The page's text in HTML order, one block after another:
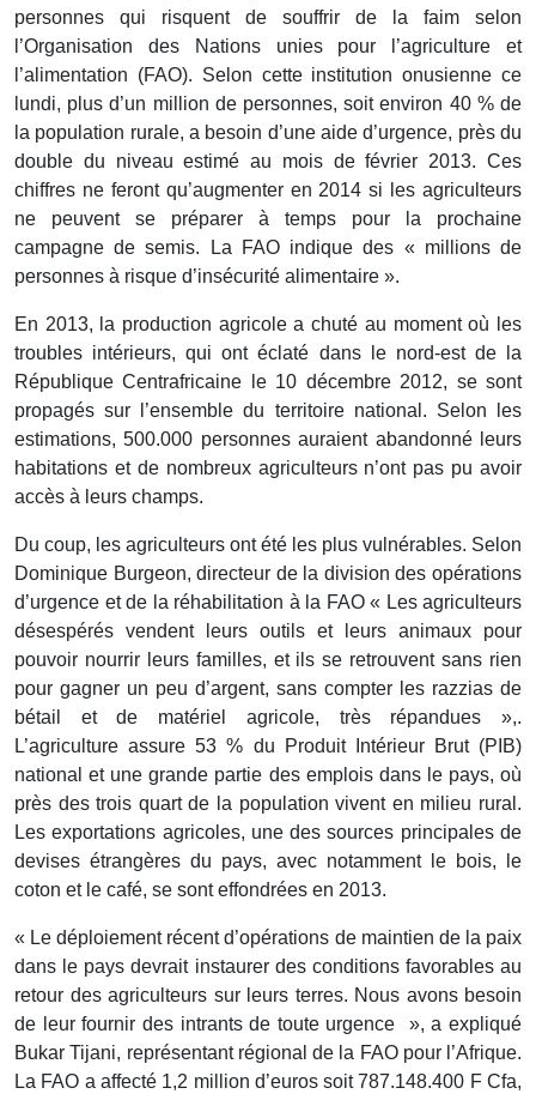
personnes qui risquent de souffrir de la faim selon
l’Organisation des Nations unies pour l’agriculture et
l’alimentation (FAO). Selon cette institution onusienne ce
lundi, plus d’un million de personnes, soit environ 40 % de
la population rurale, a besoin d’une aide d’urgence, près du
double du niveau estimé au mois de février 2013. Ces
chiffres ne feront qu’augmenter en 2014 si les agriculteurs
ne peuvent se préparer à temps pour la prochaine
campagne de semis. La FAO indique des « millions de
personnes à risque d’insécurité alimentaire ».
En 2013, la production agricole a chuté au moment où les
troubles intérieurs, qui ont éclaté dans le nord-est de la
République Centrafricaine le 10 décembre 2012, se sont
propagés sur l’ensemble du territoire national. Selon les
estimations, 500.000 personnes auraient abandonné leurs
habitations et de nombreux agriculteurs n’ont pas pu avoir
accès à leurs champs.
Du coup, les agriculteurs ont été les plus vulnérables. Selon
Dominique Burgeon, directeur de la division des opérations
d’urgence et de la réhabilitation à la FAO « Les agriculteurs
désespérés vendent leurs outils et leurs animaux pour
pouvoir nourrir leurs familles, et ils se retrouvent sans rien
pour gagner un peu d’argent, sans compter les razzias de
bétail et de matériel agricole, très répandues »,.
L’agriculture assure 53 % du Produit Intérieur Brut (PIB)
national et une grande partie des emplois dans le pays, où
près des trois quart de la population vivent en milieu rural.
Les exportations agricoles, une des sources principales de
devises étrangères du pays, avec notamment le bois, le
coton et le café, se sont effondrées en 2013.
« Le déploiement récent d’opérations de maintien de la paix
dans le pays devrait instaurer des conditions favorables au
retour des agriculteurs sur leurs terres. Nous avons besoin
de leur fournir des intrants de toute urgence », a expliqué
Bukar Tijani, représentant régional de la FAO pour l’Afrique.
La FAO a affecté 1,2 million d’euros soit 787.148.400 F Cfa,